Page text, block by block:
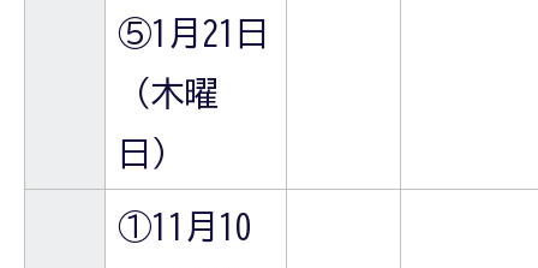
⑤1月21日
（木曜
日）
①11月10